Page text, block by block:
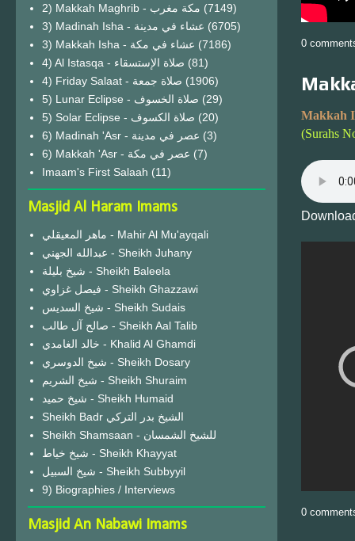
0
Makkah
(Surahs
0
2) Makkah Maghrib - مكة مغرب (7149)
3) Madinah Isha - عشاء في مدينة (6705)
3) Makkah Isha - عشاء في مكة (7186)
4) Al Istasqa - صلاة الإستسقاء (81)
4) Friday Salaat - صلاة جمعة (1906)
5) Lunar Eclipse - صلاة الخسوف (29)
(20)
6) Madinah 'Asr - عصر في مدينة (3)
6) Makkah 'Asr - عصر في مكة (7)
Imaam's First Salaah (11)
Masjid Al Haram Imams
ماهر المعيقلي - Mahir Al Mu'ayqali
عبدالله الجهني - Sheikh Juhany
شيخ بليلة - Sheikh Baleela
فيصل غزاوي - Sheikh Ghazzawi
شيخ السديس - Sheikh Sudais
صالح آل طالب - Sheikh Aal Talib
خالد الغامدي - Khalid Al Ghamdi
شيخ الدوسري - Sheikh Dosary
شيخ الشريم - Sheikh Shuraim
شيخ حميد - Sheikh Humaid
Sheikh Badr الشيخ بدر التركي
Sheikh Shamsaan - للشيخ الشمسان
شيخ خياط - Sheikh Khayyat
شيخ السبيل - Sheikh Subbyyil
9) Biographies / Interviews
Masjid An Nabawi Imams